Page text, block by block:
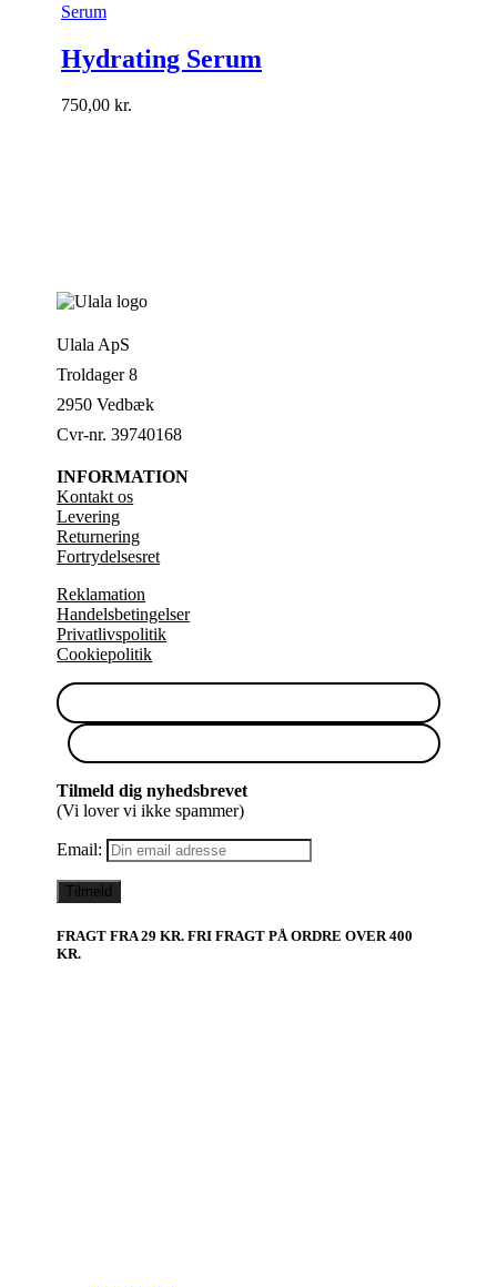
Serum
Hydrating Serum
750,00 kr.
Ulala ApS
Troldager 8
2950 Vedbæk
Cvr-nr. 39740168
INFORMATION
Kontakt os
Levering
Returnering
Fortrydelsesret
Reklamation
Handelsbetingelser
Privatlivspolitik
Cookiepolitik
Tilmeld dig nyhedsbrevet
(Vi lover vi ikke spammer)
Email:
FRAGT FRA 29 KR. FRI FRAGT PÅ ORDRE OVER 400
KR.